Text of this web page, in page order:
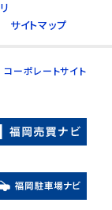
サイトマップ
コーポレートサイト